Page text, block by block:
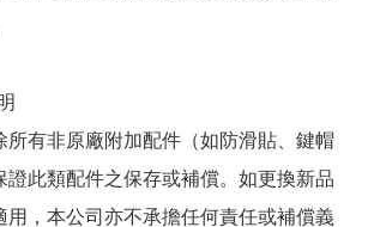
所有非原廠附加配件（如防滑貼、鍵帽
證此類配件之保存或補償。如更換新品
用，本公司亦不承擔任何責任或補償義